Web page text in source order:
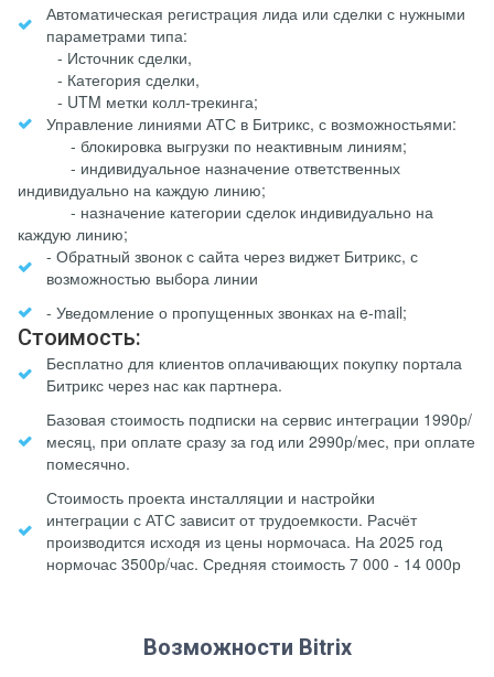
Автоматическая регистрация лида или сделки с нужными
параметрами типа:
- Источник сделки,
- Категория сделки,
- UTM метки колл-трекинга;
Управление линиями АТС в Битрикс, с возможностьями:
- блокировка выгрузки по неактивным линиям;
- индивидуальное назначение ответственных
индивидуально на каждую линию;
- назначение категории сделок индивидуально на
каждую линию;
- Обратный звонок с сайта через виджет Битрикс, с
возможностью выбора линии
- Уведомление о пропущенных звонках на e-mail;
Стоимость:
Бесплатно для клиентов оплачивающих покупку портала
Битрикс через нас как партнера.
Базовая стоимость подписки на сервис интеграции 1990р/
месяц, при оплате сразу за год или 2990р/мес, при оплате
помесячно.
Стоимость проекта инсталляции и настройки
интеграции с АТС зависит от трудоемкости. Расчёт
производится исходя из цены нормочаса. На 2025 год
нормочас 3500р/час. Средняя стоимость 7 000 - 14 000р
Возможности Bitrix